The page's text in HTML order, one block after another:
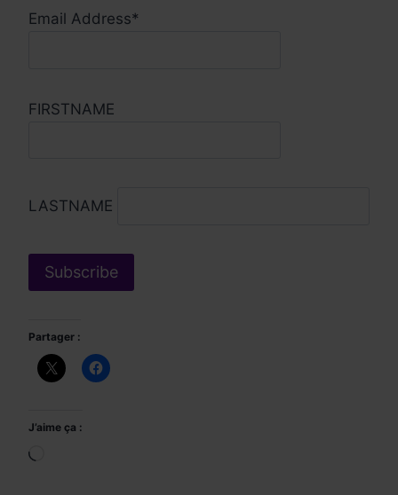
Email Address*
FIRSTNAME
LASTNAME
Partager :
J’aime ça :